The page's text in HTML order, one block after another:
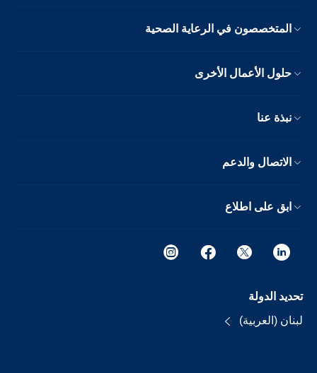
المتخصصون في الرعاية الصحية
حلول الأعمال الأخرى
نبذة عنا
الاتصال والدعم
ابق على اطلاع
تحديد الدولة
لبنان (العربية)